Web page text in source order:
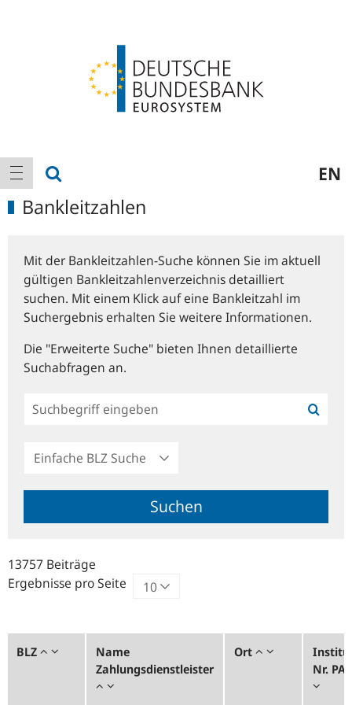
Hauptnavigation
Navigation anzeigen EN
Bankleitzahlen
Mit der Bankleitzahlen-Suche können Sie im aktuell
gültigen Bankleitzahlenverzeichnis detailliert
suchen. Mit einem Klick auf eine Bankleitzahl im
Suchergebnis erhalten Sie weitere Informationen.
Die "Erweiterte Suche" bieten Ihnen detaillierte
Suchabfragen an.
Einfache
Suche
Suchen
13757 Beiträge
Ergebnisse pro Seite
BLZ
Name
Zahlungsdienstleister
Ort
Nr.